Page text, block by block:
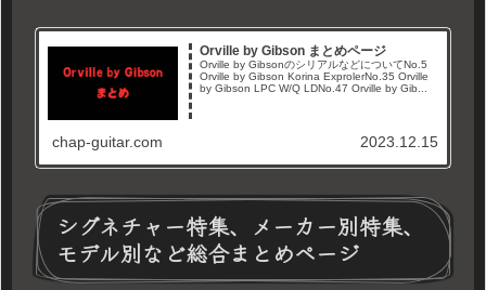
Orville by Gibson まとめページ
Orville by GibsonのシリアルなどについてNo.5
Orville by Gibson Korina ExprolerNo.35 Orville
by Gibson LPC W/Q LDNo.47 Orville by Gib...
chap-guitar.com 2023.12.15
シグネチャー特集、メーカー別特集、
モデル別など総合まとめページ